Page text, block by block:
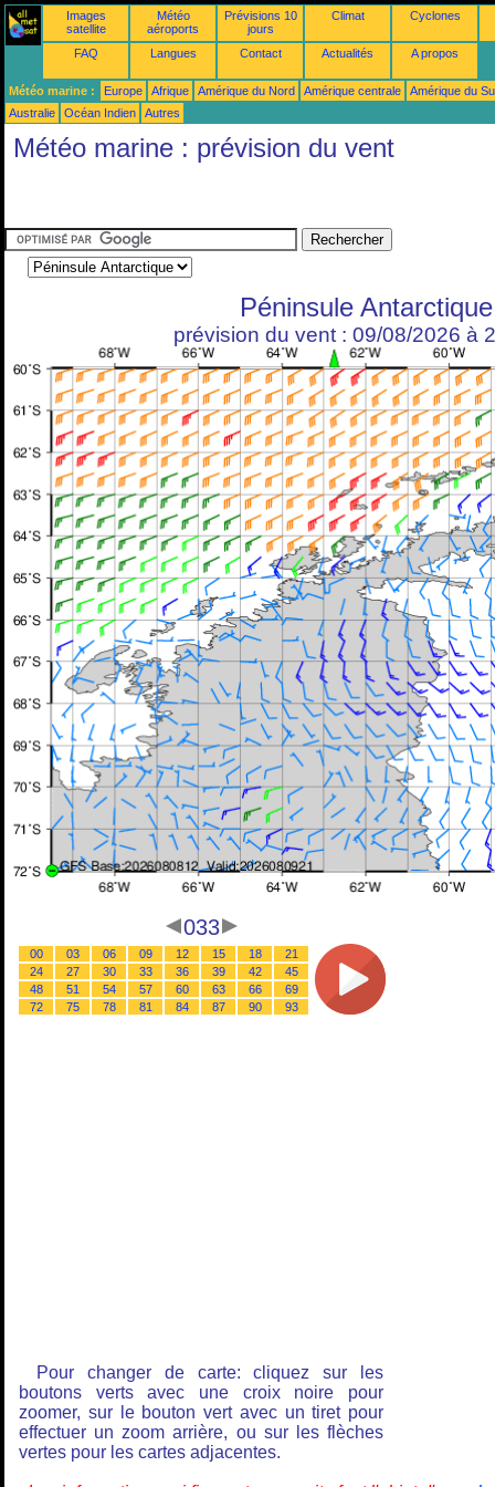
Images
satellite
Météo
aéroports
Prévisions 10
jours
Climat Cyclones
FAQ Langues Contact Actualités A propos
Météo marine : Europe Afrique Amérique du Nord Amérique centrale
Amérique du
Australie
Océan Indien Autres
Météo marine : prévision du vent
Péninsule Antarctique
prévision du vent : 09/08/2026 à
033
00 03 06 09 12 15 18
21
24
27 30 33 36 39 42
45
48
51 54 57 60 63 66
69
72
75 78 81 84 87 90 93
Pour changer de carte: cliquez sur les
boutons verts avec une croix noire pour
zoomer, sur le bouton vert avec un tiret pour
effectuer un zoom arrière, ou sur les flèches
vertes pour les cartes adjacentes.